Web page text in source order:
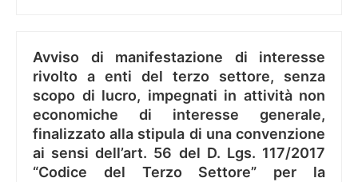
Avviso di manifestazione di interesse
rivolto a enti del terzo settore, senza
scopo di lucro, impegnati in attività non
economiche di interesse generale,
finalizzato alla stipula di una convenzione
ai sensi dell’art. 56 del D. Lgs. 117/2017
“Codice del Terzo Settore” per la